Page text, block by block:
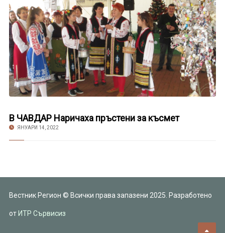
В ЧАВДАР Наричаха пръстени за късмет
ЯНУАРИ 14, 2022
Вестник Регион © Всички права запазени 2025. Разработено
от ИТР Сървисиз